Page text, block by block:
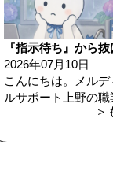
『指示待ち』から
2026年07月10日
こんにちは。メルデ
ルサポート上野の職
＞